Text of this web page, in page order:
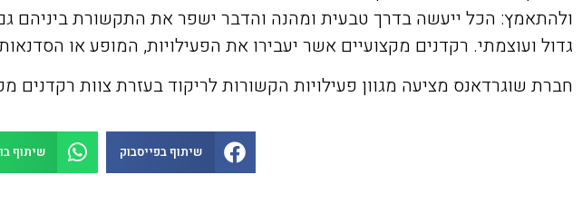
ולהתאמץ: הכל ייעשה בדרך טבעית ומהנה והדבר ישפר את התקשורת ביניהם
גדול ועוצמתי. רקדנים מקצועיים אשר יעבירו את הפעילויות, המופע או
חברת שוגרדאנס מציעה מגוון פעילויות הקשורות לריקוד בעזרת צוות רקדנים
שיתוף בפייסבוק שיתוף